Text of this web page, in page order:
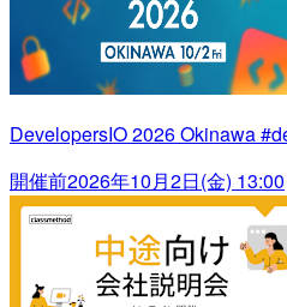
DevelopersIO 2026 Okinawa
開催前2026年10月2日(金) 13:00